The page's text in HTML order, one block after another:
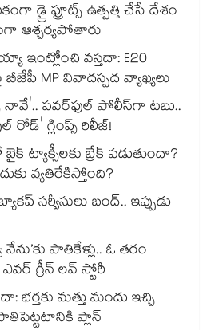
డ్రై ఫ్రూట్స్ ఉత్పత్తి చేసే దేశం
ఆశ్చర్యపోతారు
ఇంట్లోంచి వస్తదా: E20
MP వివాదస్పద వ్యాఖ్యలు
నావే'.. పవర్‌ఫుల్ పోలీస్‌గా టబు..
రోడ్' గ్లింప్స్ రిలీజ్!
ట్యాక్సీలకు బ్రేక్ పడుతుందా?
వ్యతిరేకిస్తోంది?
సర్వీసులు బంద్.. ఇప్పుడు
నేను’కు పాతికేళ్లు.. ఓ తరం
గ్రీన్ లవ్ స్టోరీ
భర్తకు మత్తు మందు ఇచ్చి
ప్లాన్